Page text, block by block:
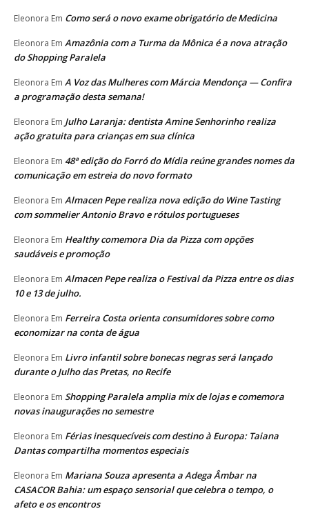
Eleonora Em Como será o novo exame obrigatório de Medicina
Eleonora Em Amazônia com a Turma da Mônica é a nova atração
do Shopping Paralela
Eleonora Em A Voz das Mulheres com Márcia Mendonça — Confira
a programação desta semana!
Eleonora Em Julho Laranja: dentista Amine Senhorinho realiza
ação gratuita para crianças em sua clínica
Eleonora Em 48ª edição do Forró do Mídia reúne grandes nomes da
comunicação em estreia do novo formato
Eleonora Em Almacen Pepe realiza nova edição do Wine Tasting
com sommelier Antonio Bravo e rótulos portugueses
Eleonora Em Healthy comemora Dia da Pizza com opções
saudáveis e promoção
Eleonora Em Almacen Pepe realiza o Festival da Pizza entre os dias
10 e 13 de julho.
Eleonora Em Ferreira Costa orienta consumidores sobre como
economizar na conta de água
Eleonora Em Livro infantil sobre bonecas negras será lançado
durante o Julho das Pretas, no Recife
Eleonora Em Shopping Paralela amplia mix de lojas e comemora
novas inaugurações no semestre
Eleonora Em Férias inesquecíveis com destino à Europa: Taiana
Dantas compartilha momentos especiais
Eleonora Em Mariana Souza apresenta a Adega Âmbar na
CASACOR Bahia: um espaço sensorial que celebra o tempo, o
afeto e os encontros